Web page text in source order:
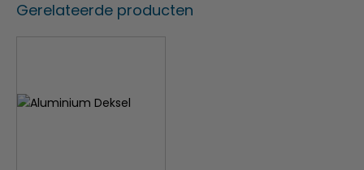
Gerelateerde producten